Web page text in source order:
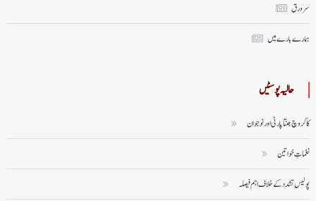
سر ورق
ہمارے بارے میں
حالیہ پوسٹیں
کاکروچ جنتا پارٹی اور نوجوان
نغماتِ خواتین
پولیس تشدد کے خلاف اہم فیصلہ